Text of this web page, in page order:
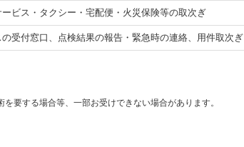
ビス・タクシー・宅配便・火災保険等の取次ぎ
受付窓口、点検結果の報告・緊急時の連絡、用件取次ぎ
要する場合等、一部お受けできない場合があります。